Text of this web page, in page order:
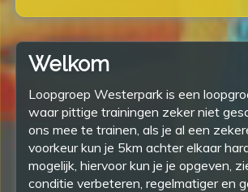
Welkom
Loopgroep Westerpark is een
waar pittige trainingen zeker niet
ons mee te trainen, als je al een
voorkeur kun je 5km achter elkaar
mogelijk, hiervoor kun je je opgeven,
conditie verbeteren, regelmatiger en